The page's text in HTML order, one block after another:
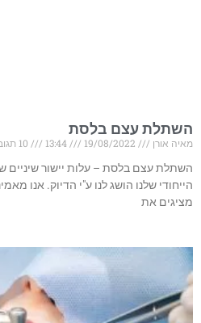
השתלת עצם בלסת
מאיה אורן
השתלת עצם בלסת – עלות יישור שיניים
הייחודי שלנו הושג לנו ע"י הדיוק. אנו
מציגים את